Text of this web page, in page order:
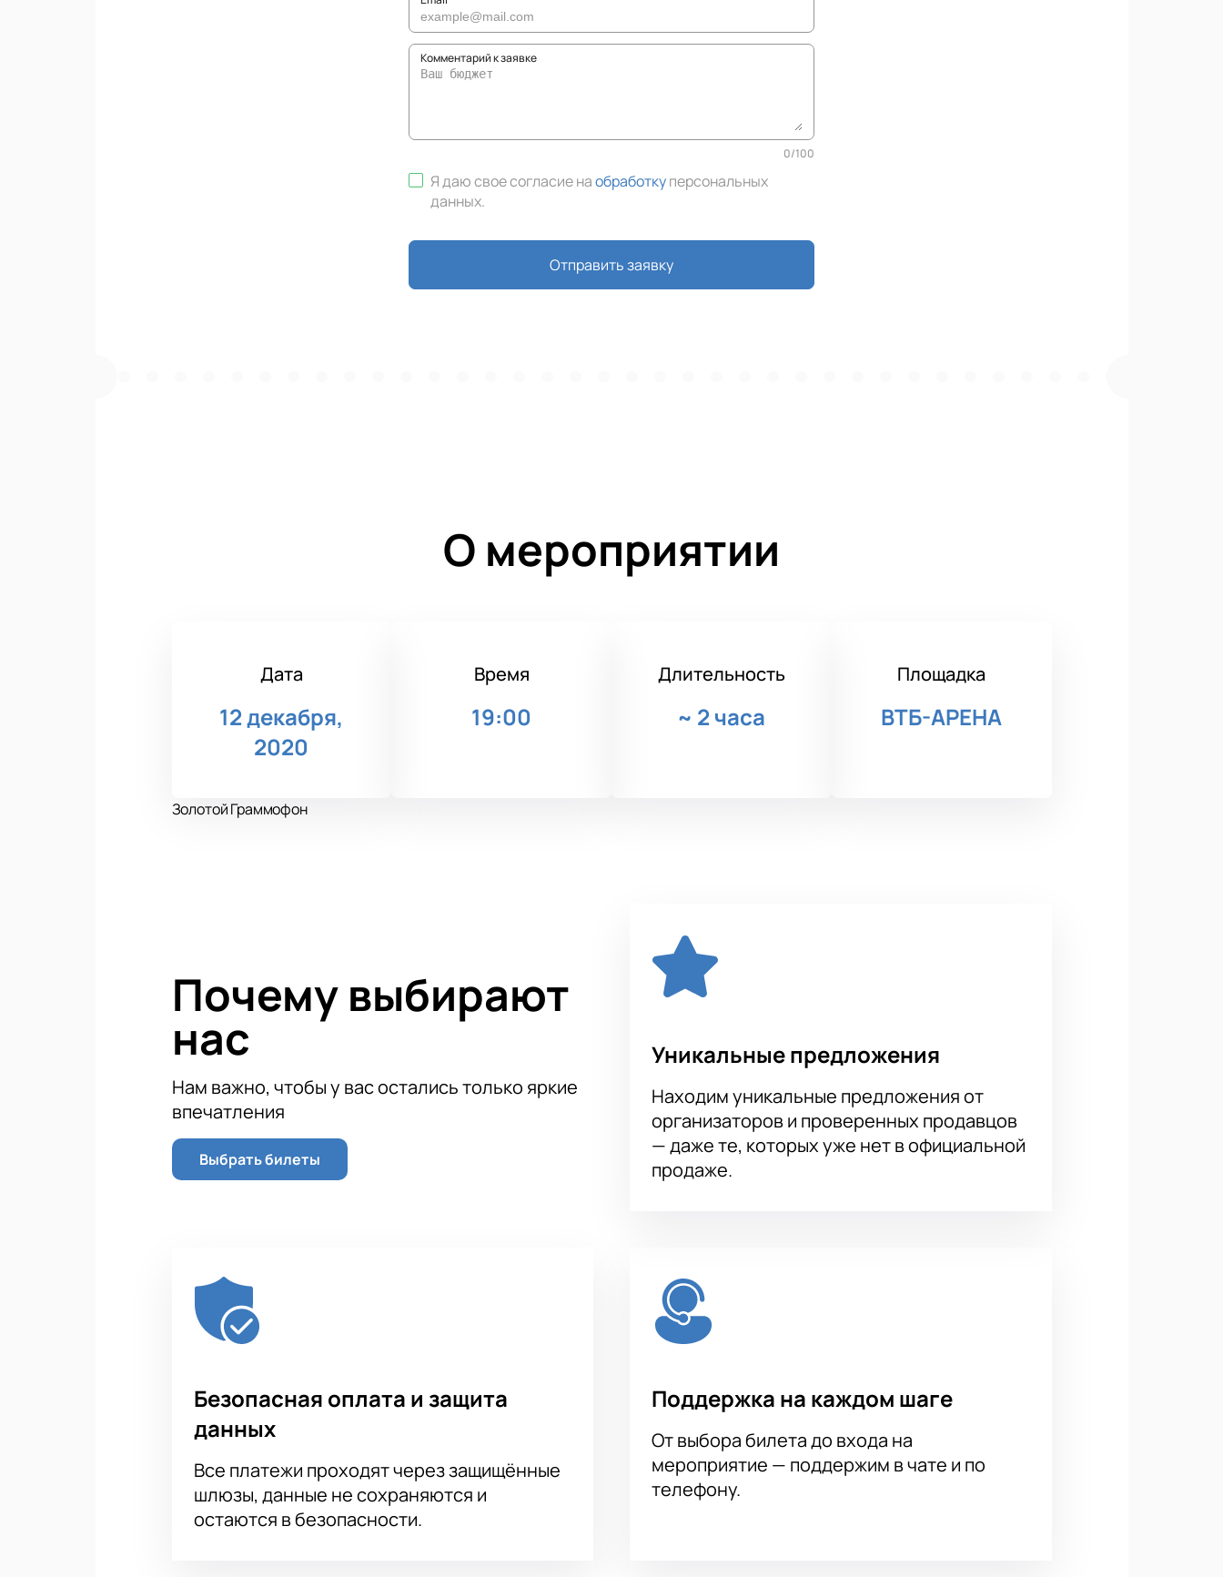
Комментарий к заявке
0/100
Я даю свое согласие наобработкуперсональных
данных.
Отправить заявку
О мероприятии
Дата
12 декабря,
2020
Время
19:00
Длительность
~ 2 часа
Площадка
ВТБ-АРЕНА
Золотой Граммофон
Почему выбирают
нас
Нам важно, чтобы у вас остались только яркие
впечатления
Выбрать билеты
Уникальные предложения
Находим уникальные предложения от
организаторов и проверенных продавцов
— даже те, которых уже нет в официальной
продаже.
Безопасная оплата и защита
данных
Все платежи проходят через защищённые
шлюзы, данные не сохраняются и
остаются в безопасности.
Поддержка на каждом шаге
От выбора билета до входа на
мероприятие — поддержим в чате и по
телефону.